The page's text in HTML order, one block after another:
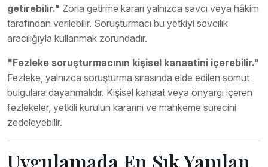
getirebilir." Zorla getirme kararı yalnızca savcı veya hâkim
tarafından verilebilir. Soruşturmacı bu yetkiyi savcılık
aracılığıyla kullanmak zorundadır.
"Fezleke soruşturmacının kişisel kanaatini içerebilir."
Fezleke, yalnızca soruşturma sırasında elde edilen somut
bulgulara dayanmalıdır. Kişisel kanaat veya önyargı içeren
fezlekeler, yetkili kurulun kararını ve mahkeme sürecini
zedeleyebilir.
Uygulamada En Sık Yapılan